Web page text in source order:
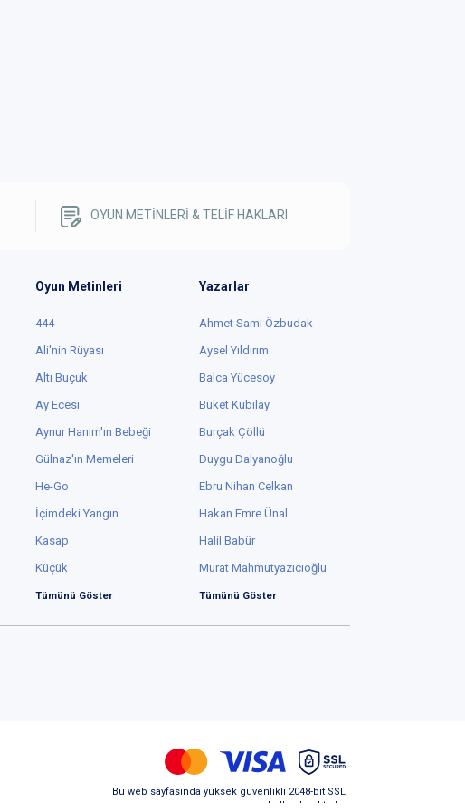
OYUN METİNLERİ & TELİF HAKLARI
Oyun Metinleri
444
Ali'nin Rüyası
Altı Buçuk
Ay Ecesi
Aynur Hanım'ın Bebeği
Gülnaz'ın Memeleri
He-Go
İçimdeki Yangın
Kasap
Küçük
Tümünü Göster
Yazarlar
Ahmet Sami Özbudak
Aysel Yıldırım
Balca Yücesoy
Buket Kubilay
Burçak Çöllü
Duygu Dalyanoğlu
Ebru Nihan Celkan
Hakan Emre Ünal
Halil Babür
Murat Mahmutyazıcıoğlu
Tümünü Göster
Bu web sayfasında yüksek güvenlikli 2048-bit SSL
kullanılmaktadır.